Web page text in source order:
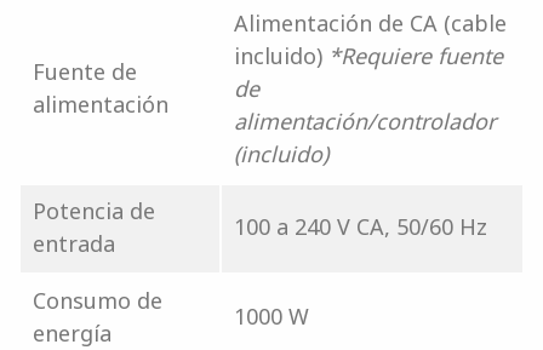
Fuente de
alimentación
Alimentación de CA (cable
incluido) *Requiere fuente
de
alimentación/controlador
(incluido)
Potencia de
entrada
100 a 240 V CA, 50/60 Hz
Consumo de
energía
1000 W